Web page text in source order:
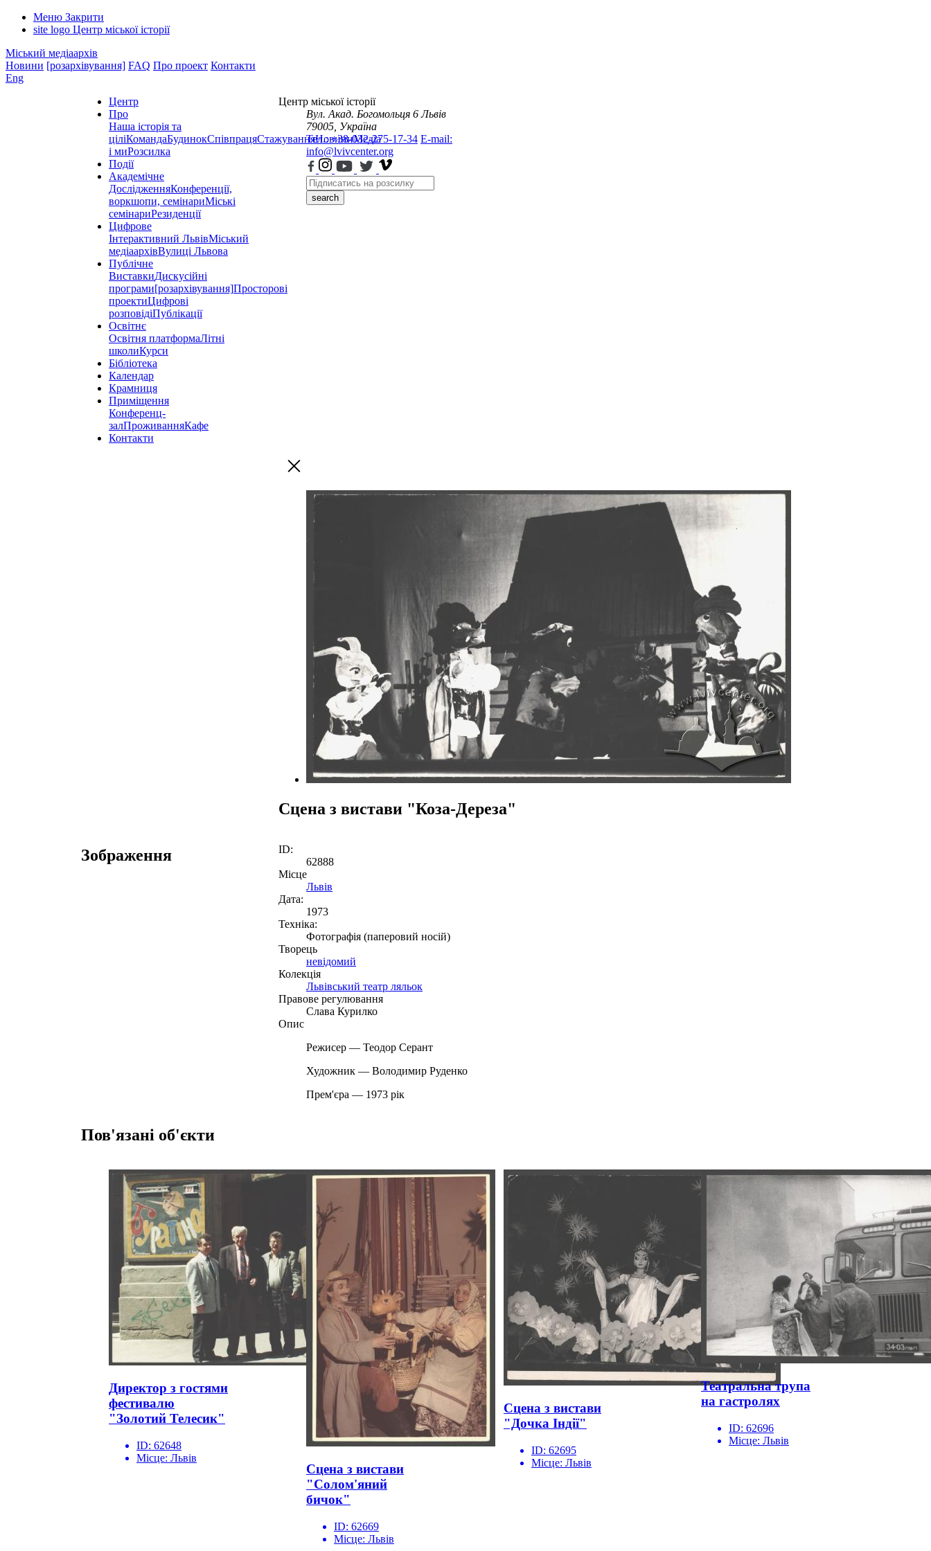
Меню Закрити
site logo Центр міської історії
Міський медіаархів
Новини [розархівування] FAQ Про проект Контакти
Eng
Центр
Про
Наша історія та
ціліКомандаБудинокСпівпрацяСтажуванняНовиниМедіа
і миРозсилка
Події
Академічне
ДослідженняКонференції,
воркшопи, семінариМіські
семінариРезиденції
Цифрове
Інтерактивний ЛьвівМіський
медіаархівВулиці Львова
Публічне
ВиставкиДискусійні
програми[розархівування]Просторові
проектиЦифрові
розповідіПублікації
Освітнє
Освітня платформаЛітні
школиКурси
Бібліотека
Календар
Крамниця
Приміщення
Конференц-
залПроживанняКафе
Контакти
Центр міської історії
Вул. Акад. Богомольця 6 Львів
79005, Україна
Тел.: +38-032-275-17-34 E-mail:
info@lvivcenter.org
search
Сцена з вистави "Коза-Дереза"
Зображення
ID:
62888
Місце
Львів
Дата:
1973
Техніка:
Фотографія (паперовий носій)
Творець
невідомий
Колекція
Львівський театр ляльок
Правове регулювання
Слава Курилко
Опис
Режисер — Теодор Серант
Художник — Володимир Руденко
Прем'єра — 1973 рік
Пов'язані об'єкти
Директор з гостями
фестивалю
"Золотий Телесик"
ID: 62648
Місце: Львів
Сцена з вистави
"Солом'яний
бичок"
ID: 62669
Місце: Львів
Сцена з вистави
"Дочка Індії"
ID: 62695
Місце: Львів
Театральна трупа
на гастролях
ID: 62696
Місце: Львів